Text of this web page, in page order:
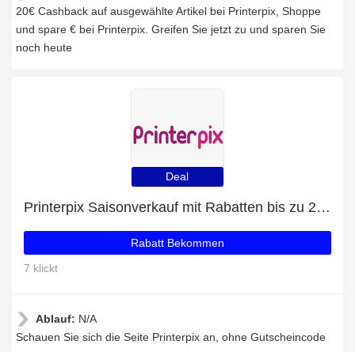
20€ Cashback auf ausgewählte Artikel bei Printerpix, Shoppe
und spare € bei Printerpix. Greifen Sie jetzt zu und sparen Sie
noch heute
Deal
Printerpix Saisonverkauf mit Rabatten bis zu 29%
Rabatt Bekommen
7 klickt
Ablauf: N/A
Schauen Sie sich die Seite Printerpix an, ohne Gutscheincode